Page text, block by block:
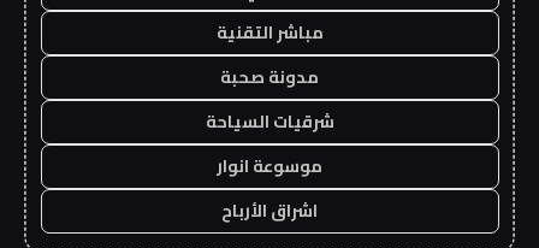
مباشر التقنية
مدونة صحبة
شرقيات السياحة
موسوعة انوار
اشراق الأرباح